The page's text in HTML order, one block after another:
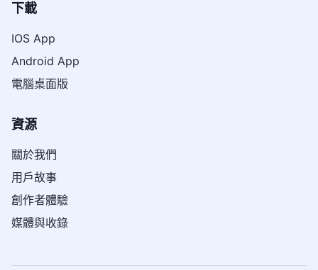
下載
IOS App
Android App
電腦桌面版
資源
關於我們
用戶故事
創作者體驗
媒體與收錄